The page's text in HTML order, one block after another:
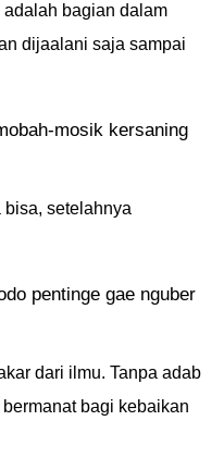
bagian dalam
dijaalani saja sampai
mosik kersaning
bisa, setelahnya
pentinge gae nguber
dari ilmu. Tanpa adab
bagi kebaikan